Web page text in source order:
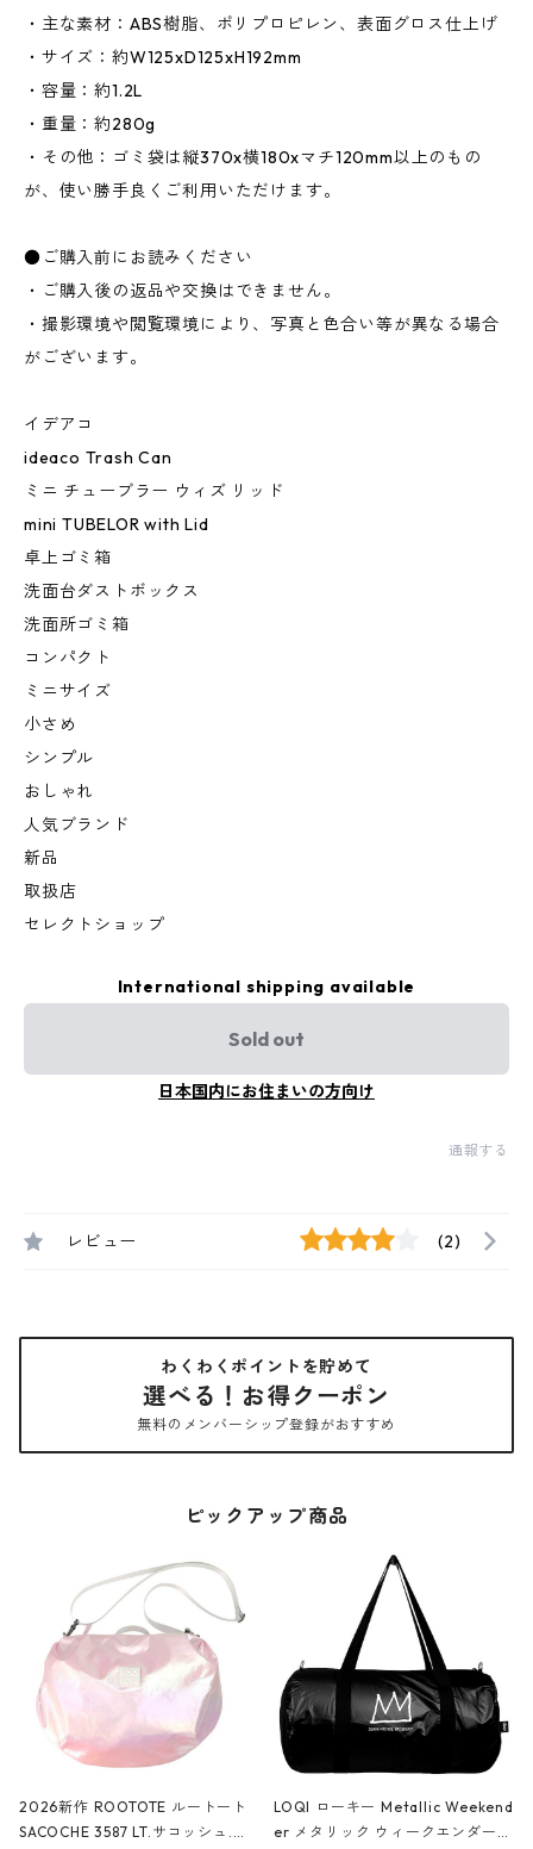
・主な素材：ABS樹脂、ポリプロピレン、表面グロス仕上げ
・サイズ：約W125xD125xH192mm
・容量：約1.2L
・重量：約280g
・その他：ゴミ袋は縦370x横180xマチ120mm以上のもの
が、使い勝手良くご利用いただけます。
●ご購入前にお読みください
・ご購入後の返品や交換はできません。
・撮影環境や閲覧環境により、写真と色合い等が異なる場合
がございます。
イデアコ
ideaco Trash Can
ミニ チューブラー ウィズ リッド
mini TUBELOR with Lid
卓上ゴミ箱
洗面台ダストボックス
洗面所ゴミ箱
コンパクト
ミニサイズ
小さめ
シンプル
おしゃれ
人気ブランド
新品
取扱店
セレクトショップ
International shipping available
Sold out
日本国内にお住まいの方向け
通報する
レビュー (2)
わくわくポイントを貯めて
選べる！お得クーポン
無料のメンバーシップ登録がおすすめ
ピックアップ商品
2026新作 ROOTOTE ルートート
SACOCHE 3587 LT.サコッシュ.ル
LOQI ローキー Metallic Weekend
er メタリック ウィークエンダー